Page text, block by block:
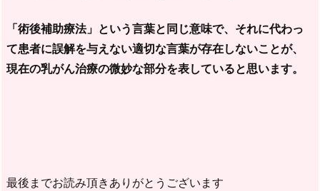
「術後補助療法」という言葉と同じ意味で、それに代わっ
て患者に誤解を与えない適切な言葉が存在しないことが、
現在の乳がん治療の微妙な部分を表していると思います。
最後までお読み頂きありがとうございます